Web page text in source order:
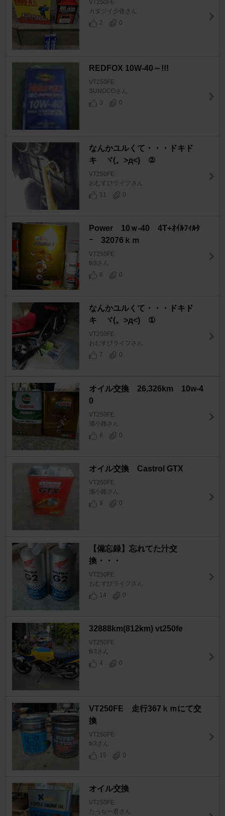
VT250FE
カダジイ少佐さん
2
0
REDFOX 10W-40～!!!
VT250FE
SUNOCOさん
3
0
なんかユルくて・・・ドキド
キ ヾ(。>д<) ②
VT250FE
おむすびライフさん
11
0
Power 10ｗ-40 4T+ｵｲﾙﾌｨﾙﾀ
ｰ 32076ｋｍ
VT250FE
tk3さん
6
0
なんかユルくて・・・ドキド
キ ヾ(。>д<) ①
VT250FE
おむすびライフさん
7
0
オイル交換 26,326km 10w-4
0
VT250FE
浦小路さん
6
0
オイル交換 Castrol GTX
VT250FE
浦小路さん
9
0
【備忘録】忘れてた汁交
換・・・
VT250FE
おむすびライフさん
14
0
32888km(812km) vt250fe
VT250FE
tk3さん
4
0
VT250FE 走行367ｋｍにて交
換
VT250FE
tk3さん
15
0
オイル交換
VT250FE
たっちー君さん